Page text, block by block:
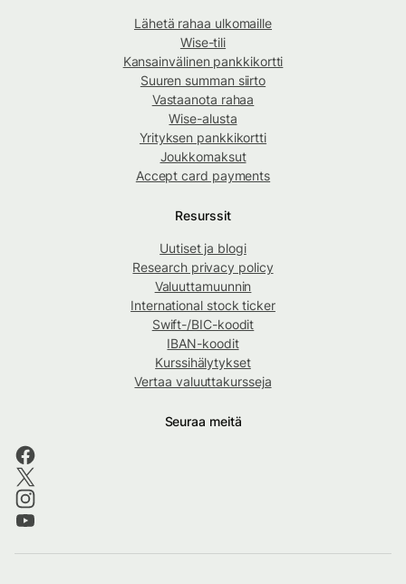
Lähetä rahaa ulkomaille
Wise-tili
Kansainvälinen pankkikortti
Suuren summan siirto
Vastaanota rahaa
Wise-alusta
Yrityksen pankkikortti
Joukkomaksut
Accept card payments
Resurssit
Uutiset ja blogi
Research privacy policy
Valuuttamuunnin
International stock ticker
Swift-/BIC-koodit
IBAN-koodit
Kurssihälytykset
Vertaa valuuttakursseja
Seuraa meitä